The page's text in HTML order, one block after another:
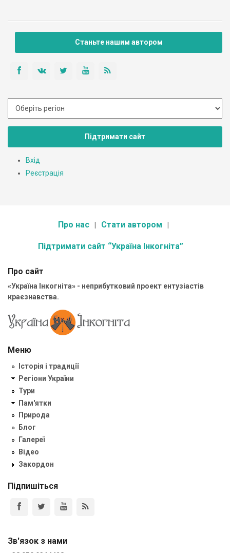
Станьте нашим автором
Підтримати сайт
Вхід
Реєстрація
Про нас Стати автором
Підтримати сайт “Україна Інкогніта”
Про сайт
«Україна Інкогніта» - неприбутковий проект ентузіастів
краєзнавства.
Меню
Історія і традиції
Регіони України
Тури
Пам'ятки
Природа
Блог
Галереї
Відео
Закордон
Підпишіться
Зв'язок з нами